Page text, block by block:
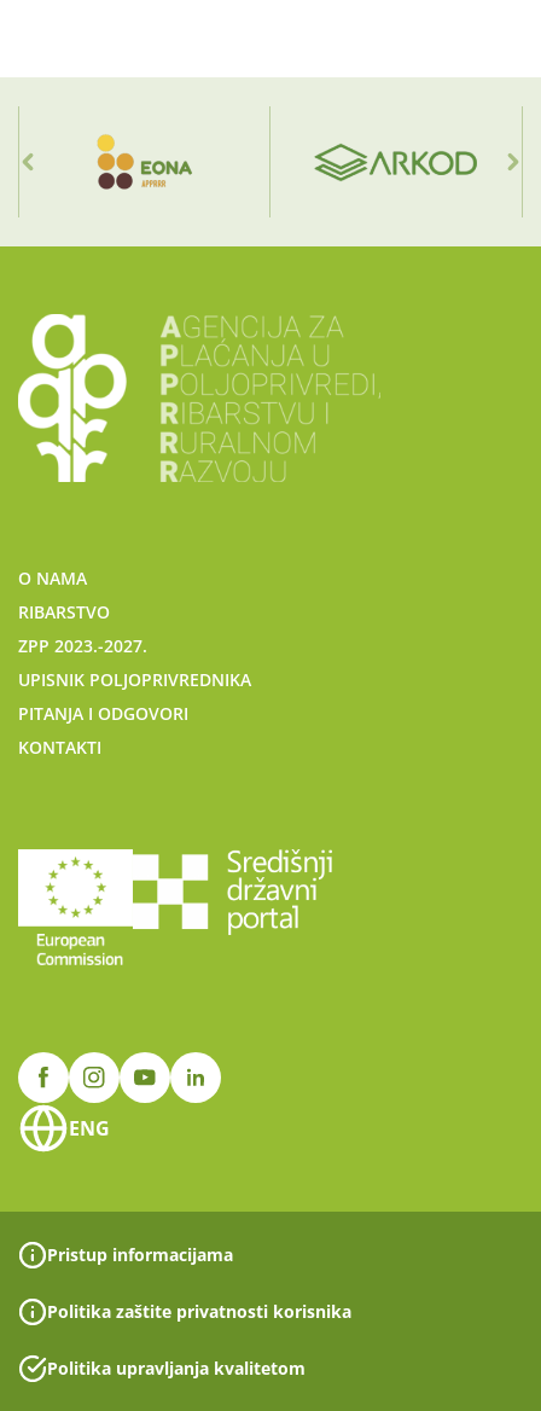
O NAMA
RIBARSTVO
ZPP 2023.-2027.
UPISNIK POLJOPRIVREDNIKA
PITANJA I ODGOVORI
KONTAKTI
ENG
Pristup informacijama
Politika zaštite privatnosti korisnika
Politika upravljanja kvalitetom